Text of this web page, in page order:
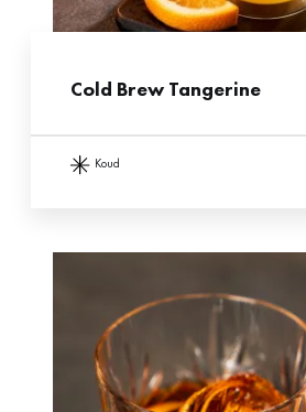
Cold Brew Tangerine
koud